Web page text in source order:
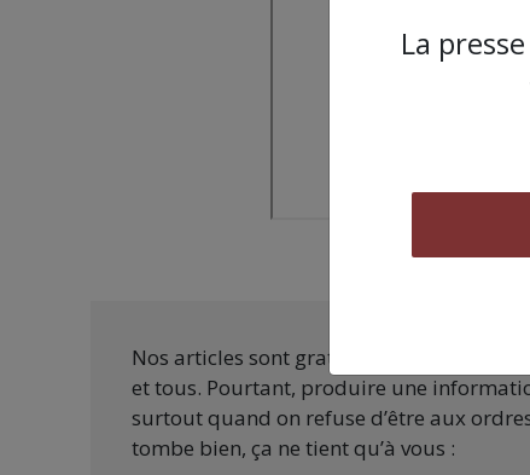
Nos articles sont gratuits car nous
et tous. Pourtant, produire une
surtout quand on refuse d’être aux
tombe bien, ça ne tient qu’à vous :
La